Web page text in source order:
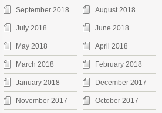
September 2018 August 2018
July 2018 June 2018
May 2018 April 2018
March 2018 February 2018
January 2018 December 2017
November 2017 October 2017